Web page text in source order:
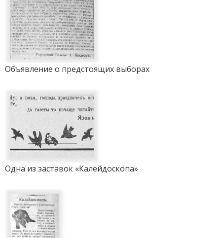
Объявление о предстоящих выборах
Одна из заставок «Калейдоскопа»